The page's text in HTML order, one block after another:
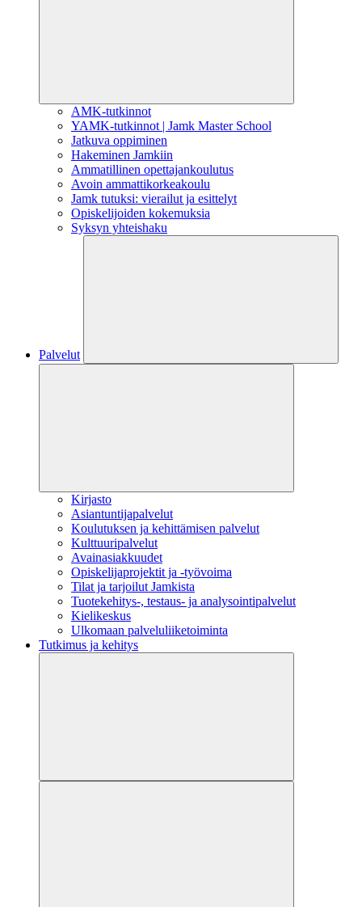
AMK-tutkinnot
YAMK-tutkinnot | Jamk Master School
Jatkuva oppiminen
Hakeminen Jamkiin
Ammatillinen opettajankoulutus
Avoin ammattikorkeakoulu
Jamk tutuksi: vierailut ja esittelyt
Opiskelijoiden kokemuksia
Syksyn yhteishaku
Palvelut
Kirjasto
Asiantuntijapalvelut
Koulutuksen ja kehittämisen palvelut
Kulttuuripalvelut
Avainasiakkuudet
Opiskelijaprojektit​ ja -työvoima
Tilat ja tarjoilut Jamkista
Tuotekehitys-, testaus- ja analysointipalvelut
Kielikeskus
Ulkomaan palveluliiketoiminta
Tutkimus ja kehitys